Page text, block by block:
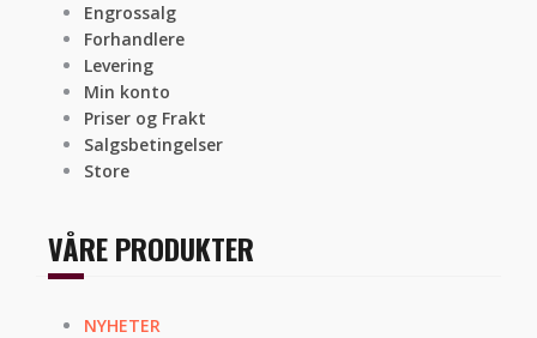
Engrossalg
Forhandlere
Levering
Min konto
Priser og Frakt
Salgsbetingelser
Store
VÅRE PRODUKTER
NYHETER